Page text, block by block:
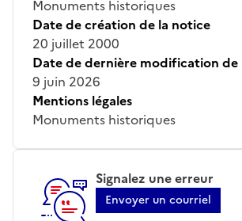
Monuments historiques
Date de création de la notice
20 juillet 2000
Date de dernière modification de
9 juin 2026
Mentions légales
Monuments historiques
Signalez une erreur
Envoyer un courriel